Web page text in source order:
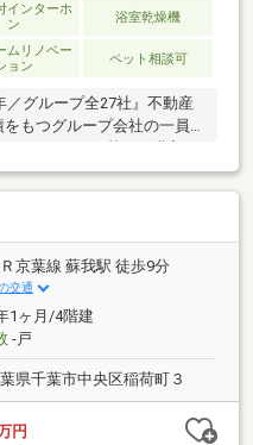
インターホ
ン
浴室乾燥機
ムリノベー
ョン
ペット相談可
グループ全27社』不動産
もつグループ会社の一員
ポート致します！■独自の
住宅購入の資金計画は未来
けません。漠然とした不安
幸せな未来へのスタートを
料アフターサポート
住まい』のご購入はゴール
客様の『住まい』と『暮ら
ービスを全て無料で提供し
下さい！
Ｒ京葉線 蘇我駅 徒歩9分
交通
1ヶ月/4階建
-戸
県千葉市中央区稲荷町３
円